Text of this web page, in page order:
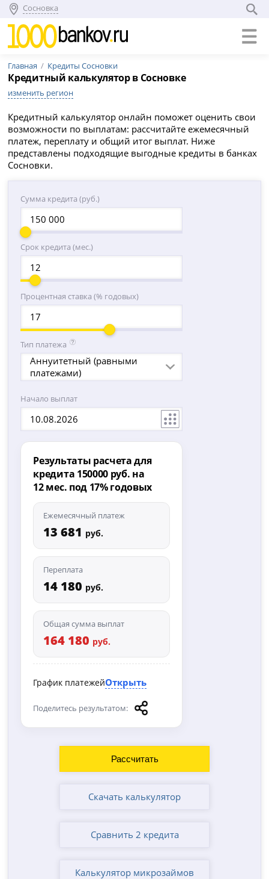
Сосновка
Главная Кредиты Сосновки
Кредитный калькулятор в Сосновке
изменить регион
Кредитный калькулятор онлайн поможет оценить свои
возможности по выплатам: рассчитайте ежемесячный
платеж, переплату и общий итог выплат. Ниже
представлены подходящие выгодные кредиты в банках
Сосновки.
Сумма кредита (руб.)
Срок кредита (мес.)
Процентная ставка (% годовых)
Тип платежа
Аннуитетный (равными
платежами)
Начало выплат
Результаты расчета для
кредита 150000 руб. на
12 мес. под 17% годовых
Ежемесячный платеж
13 681 руб.
Переплата
14 180 руб.
Общая сумма выплат
164 180 руб.
График платежейОткрыть
Поделитесь результатом:
Скачать калькулятор
Сравнить 2 кредита
Калькулятор микрозаймов